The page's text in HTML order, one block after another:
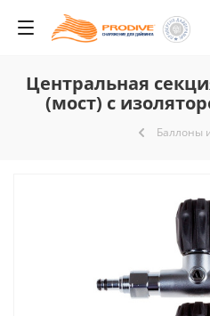
Центральная
(мост) с
Баллоны